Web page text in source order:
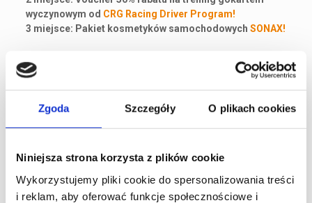
Zgoda Szczegóły O plikach cookies
Niniejsza strona korzysta z plików cookie
Wykorzystujemy pliki cookie do spersonalizowania treści
i reklam, aby oferować funkcje społecznościowe i
wyczynowym od CRG Racing Driver Program!
3 miejsce: Pakiet kosmetyków samochodowych SONAX!
ZAPISY:
Cena: 249 zł
decyduje kolejność wpłat.
A1Karting – Wyższy Poziom Kartingu
tel. 22 290 33 88